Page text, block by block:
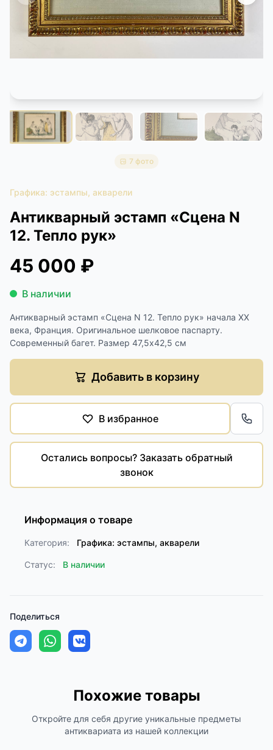
КОНТАКТЫ
7 фото
Графика: эстампы, акварели
Антикварный эстамп «Сцена N
12. Тепло рук»
45 000 ₽
В наличии
Антикварный эстамп «Сцена N 12. Тепло рук» начала XX
века, Франция. Оригинальное шелковое паспарту.
Современный багет. Размер 47,5х42,5 см
Добавить в корзину
В избранное
Остались вопросы? Заказать обратный
звонок
Информация о товаре
Категория: Графика: эстампы, акварели
Статус: В наличии
Поделиться
Похожие товары
Откройте для себя другие уникальные предметы
антиквариата из нашей коллекции